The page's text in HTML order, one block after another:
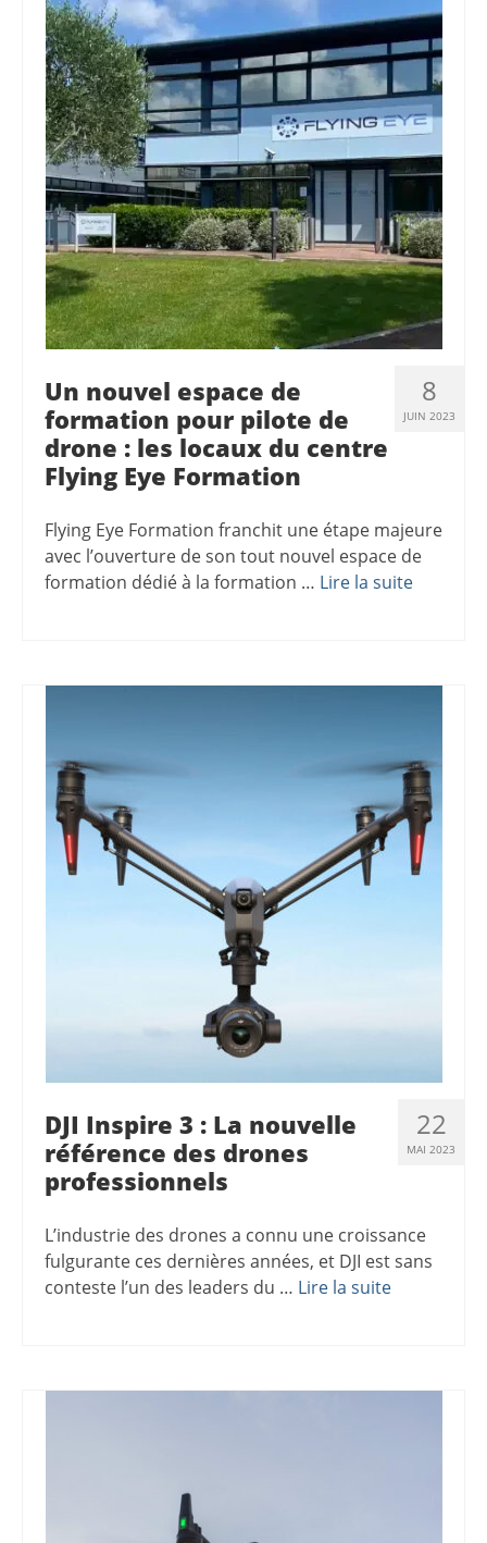
8
JUIN 2023
Un nouvel espace de
formation pour pilote de
drone : les locaux du centre
Flying Eye Formation
Flying Eye Formation franchit une étape majeure
avec l’ouverture de son tout nouvel espace de
formation dédié à la formation … Lire la suite
22
MAI 2023
DJI Inspire 3 : La nouvelle
référence des drones
professionnels
L’industrie des drones a connu une croissance
fulgurante ces dernières années, et DJI est sans
conteste l’un des leaders du … Lire la suite